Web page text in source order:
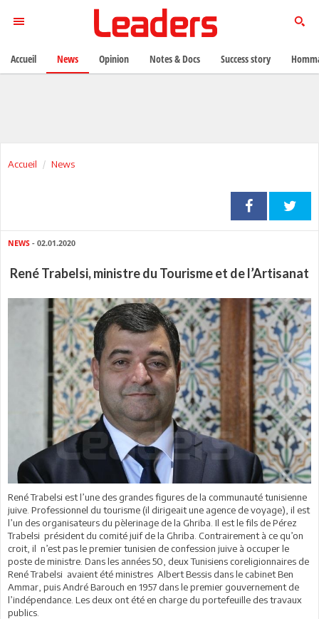
Accueil News
NEWS - 02.01.2020
René Trabelsi, ministre du Tourisme et de l’Artisanat
René Trabelsi est l’une des grandes figures de la communauté tunisienne
juive. Professionnel du tourisme (il dirigeait une agence de voyage), il est
l’un des organisateurs du pèlerinage de la Ghriba. Il est le fils de Pérez
Trabelsi président du comité juif de la Ghriba. Contrairement à ce qu’on
croit, il n’est pas le premier tunisien de confession juive à occuper le
poste de ministre. Dans les années 50, deux Tunisiens coreligionnaires de
René Trabelsi avaient été ministres Albert Bessis dans le cabinet Ben
Ammar, puis André Barouch en 1957 dans le premier gouvernement de
l’indépendance. Les deux ont été en charge du portefeuille des travaux
publics.
Accueil News Opinion Notes & Docs Success story